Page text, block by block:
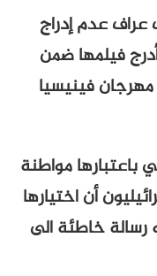
عراف عدم إدراج
فيلمها ضمن
مهرجان فينيسيا
باعتبارها مواطنة
أن اختيارها
رسالة خاطئة الى